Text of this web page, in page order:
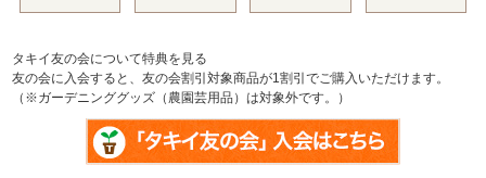
タキイ友の会について特典を見る
友の会に入会すると、友の会割引対象商品が1割引でご購入いただけます。
（※ガーデニンググッズ（農園芸用品）は対象外です。）